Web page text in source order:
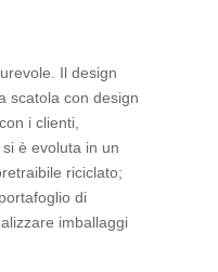
Il design
scatola con design
i clienti,
è evoluta in un
riciclato;
di
imballaggi